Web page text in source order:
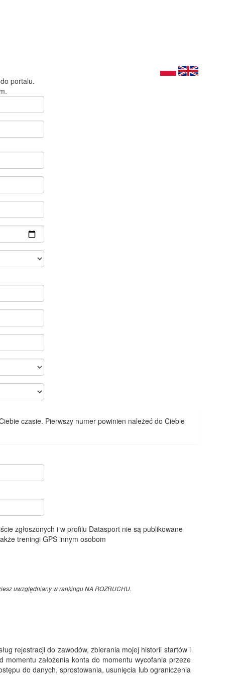
portalu.
czasie. Pierwszy numer powinien należeć do Ciebie
zgłoszonych i w profilu Datasport nie są publikowane
treningi GPS innym osobom
uwzględniany w rankingu NA ROZRUCHU.
rejestracji do zawodów, zbierania mojej historii startów i
założenia konta do momentu wycofania przeze
do danych, sprostowania, usunięcia lub ograniczenia